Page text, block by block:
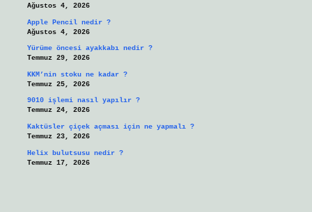
Ağustos 4, 2026
Apple Pencil nedir ?
Ağustos 4, 2026
Yürüme öncesi ayakkabı nedir ?
Temmuz 29, 2026
KKM’nin stoku ne kadar ?
Temmuz 25, 2026
9010 işlemi nasıl yapılır ?
Temmuz 24, 2026
Kaktüsler çiçek açması için ne yapmalı ?
Temmuz 23, 2026
Helix bulutsusu nedir ?
Temmuz 17, 2026